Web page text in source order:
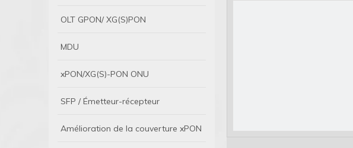
OLT GPON/ XG(S)PON
MDU
xPON/XG(S)-PON ONU
SFP / Émetteur-récepteur
Amélioration de la couverture xPON